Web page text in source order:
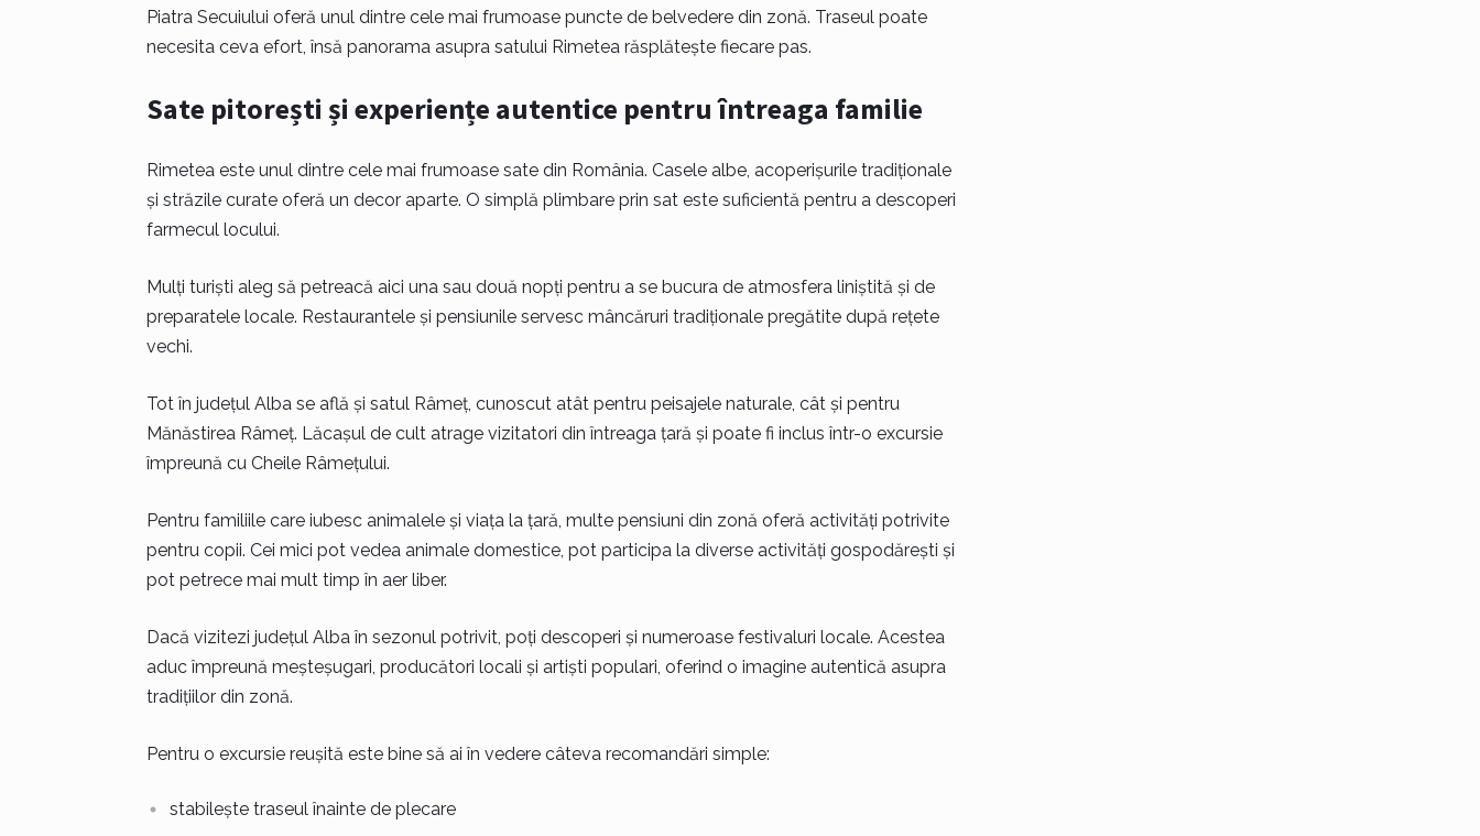
Piatra Secuiului oferă unul dintre cele mai frumoase puncte de belvedere din zonă. Traseul poate
necesita ceva efort, însă panorama asupra satului Rimetea răsplătește fiecare pas.
Sate pitorești și experiențe autentice pentru întreaga familie
Rimetea este unul dintre cele mai frumoase sate din România. Casele albe, acoperișurile tradiționale
și străzile curate oferă un decor aparte. O simplă plimbare prin sat este suficientă pentru a descoperi
farmecul locului.
Mulți turiști aleg să petreacă aici una sau două nopți pentru a se bucura de atmosfera liniștită și de
preparatele locale. Restaurantele și pensiunile servesc mâncăruri tradiționale pregătite după rețete
vechi.
Tot în județul Alba se află și satul Râmeț, cunoscut atât pentru peisajele naturale, cât și pentru
Mănăstirea Râmeț. Lăcașul de cult atrage vizitatori din întreaga țară și poate fi inclus într-o excursie
împreună cu Cheile Râmețului.
Pentru familiile care iubesc animalele și viața la țară, multe pensiuni din zonă oferă activități potrivite
pentru copii. Cei mici pot vedea animale domestice, pot participa la diverse activități gospodărești și
pot petrece mai mult timp în aer liber.
Dacă vizitezi județul Alba în sezonul potrivit, poți descoperi și numeroase festivaluri locale. Acestea
aduc împreună meșteșugari, producători locali și artiști populari, oferind o imagine autentică asupra
tradițiilor din zonă.
Pentru o excursie reușită este bine să ai în vedere câteva recomandări simple:
stabilește traseul înainte de plecare